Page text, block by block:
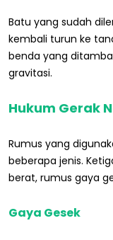
Batu yang sudah
kembali turun ke
benda yang
gravitasi.
Hukum Gerak
Rumus yang
beberapa jenis.
berat, rumus gaya
Gaya Gesek